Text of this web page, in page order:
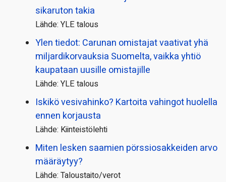
sikaruton takia
Lähde: YLE talous
Ylen tiedot: Carunan omistajat vaativat yhä
miljardi­korvauksia Suomelta, vaikka yhtiö
kaupataan uusille omistajille
Lähde: YLE talous
Iskikö vesivahinko? Kartoita vahingot huolella
ennen korjausta
Lähde: Kiinteistölehti
Miten lesken saamien pörssi­osakkeiden arvo
määräytyy?
Lähde: Taloustaito/verot